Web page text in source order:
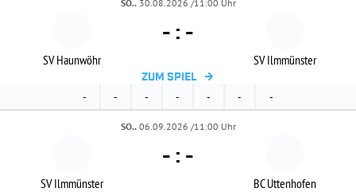
SO.. 30.08.2026 /11:00 Uhr
SV Haunwöhr
- : -
SV Ilmmünster
ZUM SPIEL
- - - - - - -
SO.. 06.09.2026 /11:00 Uhr
SV Ilmmünster
- : -
BC Uttenhofen